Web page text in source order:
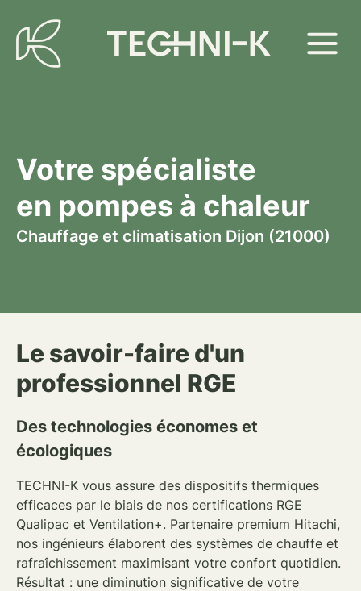
Chauffage et climatisation Dijon (21000)
Votre spécialiste
en pompes à chaleur
Le savoir-faire d'un
professionnel RGE
Des technologies économes et
écologiques
TECHNI-K vous assure des dispositifs thermiques
efficaces par le biais de nos certifications RGE
Qualipac et Ventilation+. Partenaire premium Hitachi,
nos ingénieurs élaborent des systèmes de chauffe et
rafraîchissement maximisant votre confort quotidien.
Résultat : une diminution significative de votre